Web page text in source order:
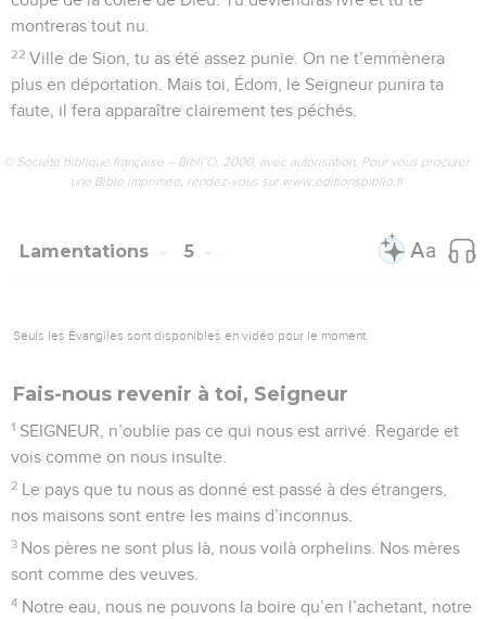
montreras tout nu.
22 Ville de Sion, tu as été assez punie. On ne t’emmènera
plus en déportation. Mais toi, Édom, le Seigneur punira ta
faute, il fera apparaître clairement tes péchés.
© Société biblique française – Bibli’O, 2000, avec autorisation. Pour vous procurer
une Bible imprimée, rendez-vous sur www.editionsbiblio.fr
Lamentations 5
Seuls les Évangiles sont disponibles en vidéo pour le moment.
Fais-nous revenir à toi, Seigneur
1 SEIGNEUR, n’oublie pas ce qui nous est arrivé. Regarde et
vois comme on nous insulte.
2 Le pays que tu nous as donné est passé à des étrangers,
nos maisons sont entre les mains d’inconnus.
3 Nos pères ne sont plus là, nous voilà orphelins. Nos mères
sont comme des veuves.
4 Notre eau, nous ne pouvons la boire qu’en l’achetant, notre